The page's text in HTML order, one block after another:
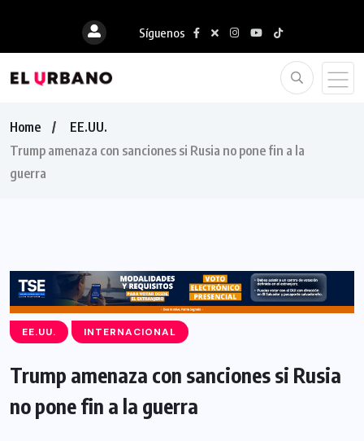
Síguenos
Home
EE.UU.
Trump amenaza con sanciones si Rusia no pone fin a la
guerra
EE.UU. INTERNACIONAL
Trump amenaza con sanciones si Rusia
no pone fin a la guerra